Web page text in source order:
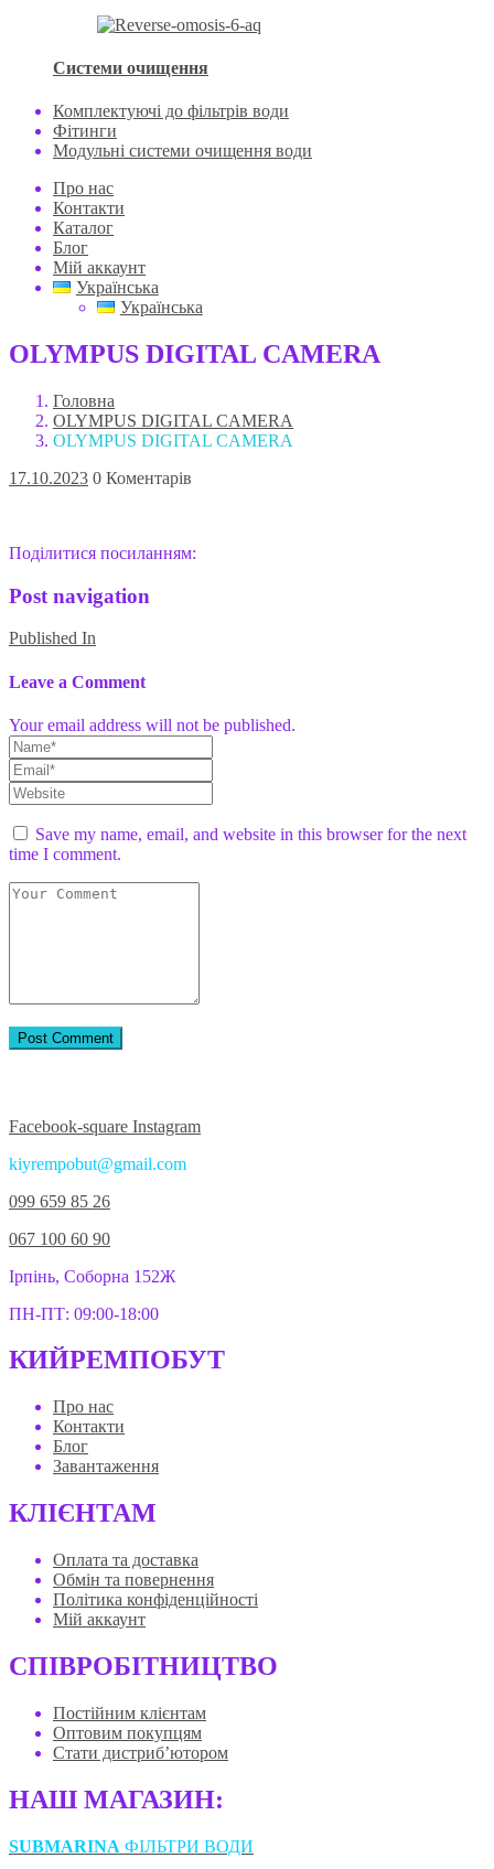
Системи очищення
Комплектуючі до фільтрів води
Фітинги
Модульні системи очищення води
Про нас
Контакти
Каталог
Блог
Мій аккаунт
Українська
Українська
OLYMPUS DIGITAL CAMERA
Головна
OLYMPUS DIGITAL CAMERA
OLYMPUS DIGITAL CAMERA
17.10.2023 0 Коментарів
Поділитися посиланням:
Post navigation
Published In
Leave a Comment
Your email address will not be published.
Save my name, email, and website in this browser for the next
time I comment.
Facebook-square Instagram
kiyrempobut@gmail.com
099 659 85 26
067 100 60 90
Ірпінь, Соборна 152Ж
ПН-ПТ: 09:00-18:00
КИЙРЕМПОБУТ
Про нас
Контакти
Блог
Завантаження
КЛІЄНТАМ
Оплата та доставка
Обмін та повернення
Політика конфіденційності
Мій аккаунт
СПІВРОБІТНИЦТВО
Постійним клієнтам
Оптовим покупцям
Стати дистриб’ютором
НАШ МАГАЗИН:
SUBMARINA ФІЛЬТРИ ВОДИ